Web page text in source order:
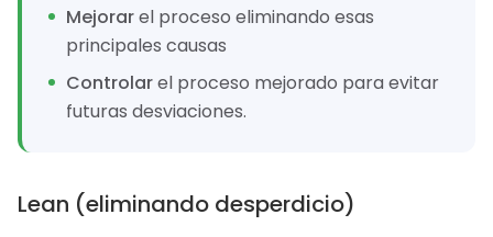
Mejorarel proceso eliminando esas
principales causas
Controlarel proceso mejorado para evitar
futuras desviaciones.
Lean (eliminando desperdicio)